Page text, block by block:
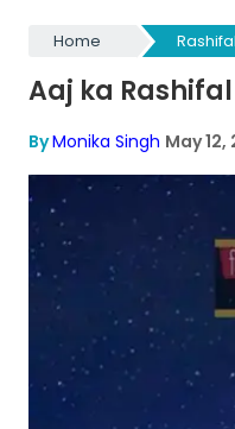
Home Rashifal
Aaj ka
ByMonika Singh May 12,